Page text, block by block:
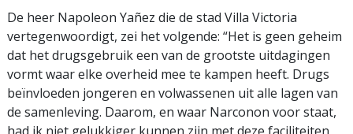
De heer Napoleon Yañez die de stad Villa Victoria
vertegenwoordigt, zei het volgende: “Het is geen geheim
dat het drugsgebruik een van de grootste uitdagingen
vormt waar elke overheid mee te kampen heeft. Drugs
beïnvloeden jongeren en volwassenen uit alle lagen van
de samenleving. Daarom, en waar Narconon voor staat,
had ik niet gelukkiger kunnen zijn met deze faciliteiten